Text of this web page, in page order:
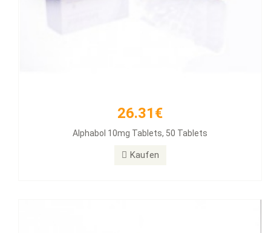
26.31€
Alphabol 10mg Tablets, 50 Tablets
Kaufen
33.54€
Clenbuterol 40mg 100 Tabs